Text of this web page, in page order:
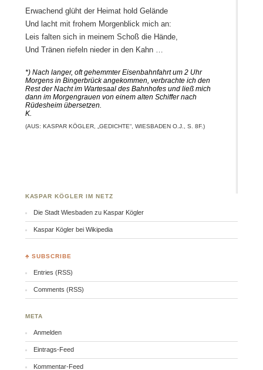
Erwachend glüht der Heimat hold Gelände
Und lacht mit frohem Morgenblick mich an:
Leis falten sich in meinem Schoß die Hände,
Und Tränen riefeln nieder in den Kahn …
*) Nach langer, oft gehemmter Eisenbahnfahrt um 2 Uhr
Morgens in Bingerbrück angekommen, verbrachte ich den
Rest der Nacht im Wartesaal des Bahnhofes und ließ mich
dann im Morgengrauen von einem alten Schiffer nach
Rüdesheim übersetzen.
K.
(AUS: KASPAR KÖGLER, „GEDICHTE“, WIESBADEN O.J., S. 8F.)
KASPAR KÖGLER IM NETZ
Die Stadt Wiesbaden zu Kaspar Kögler
Kaspar Kögler bei Wikipedia
♣ SUBSCRIBE
Entries (RSS)
Comments (RSS)
META
Anmelden
Eintrags-Feed
Kommentar-Feed